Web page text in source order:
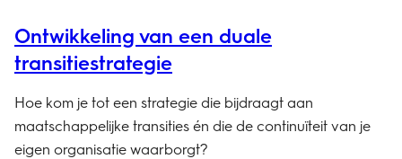
Ontwikkeling van een duale
transitiestrategie
Hoe kom je tot een strategie die bijdraagt aan
maatschappelijke transities én die de continuïteit van je
eigen organisatie waarborgt?